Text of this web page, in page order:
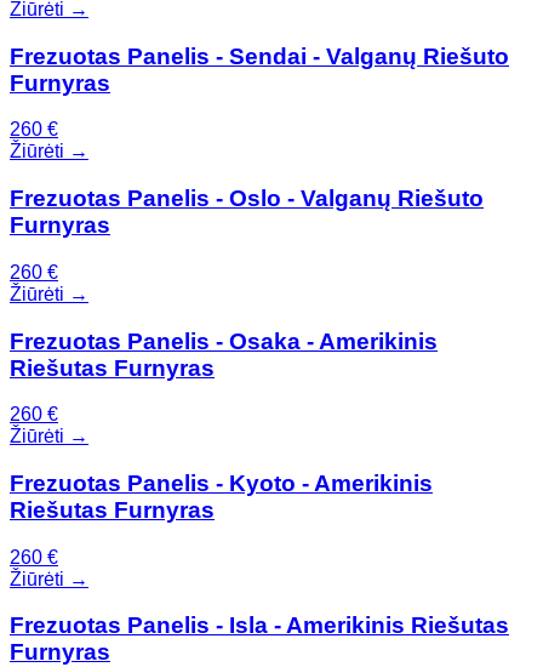
Žiūrėti →
Frezuotas Panelis - Sendai - Valganų Riešuto
Furnyras
260 €
Žiūrėti →
Frezuotas Panelis - Oslo - Valganų Riešuto
Furnyras
260 €
Žiūrėti →
Frezuotas Panelis - Osaka - Amerikinis
Riešutas Furnyras
260 €
Žiūrėti →
Frezuotas Panelis - Kyoto - Amerikinis
Riešutas Furnyras
260 €
Žiūrėti →
Frezuotas Panelis - Isla - Amerikinis Riešutas
Furnyras